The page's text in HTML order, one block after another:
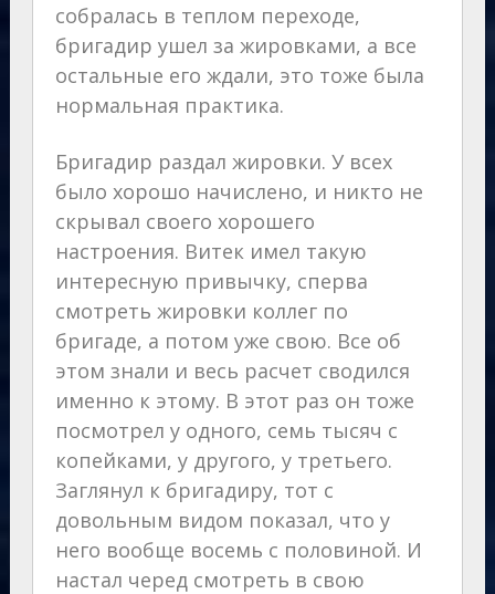
собралась в теплом переходе,
бригадир ушел за жировками, а все
остальные его ждали, это тоже была
нормальная практика.
Бригадир раздал жировки. У всех
было хорошо начислено, и никто не
скрывал своего хорошего
настроения. Витек имел такую
интересную привычку, сперва
смотреть жировки коллег по
бригаде, а потом уже свою. Все об
этом знали и весь расчет сводился
именно к этому. В этот раз он тоже
посмотрел у одного, семь тысяч с
копейками, у другого, у третьего.
Заглянул к бригадиру, тот с
довольным видом показал, что у
него вообще восемь с половиной. И
настал черед смотреть в свою